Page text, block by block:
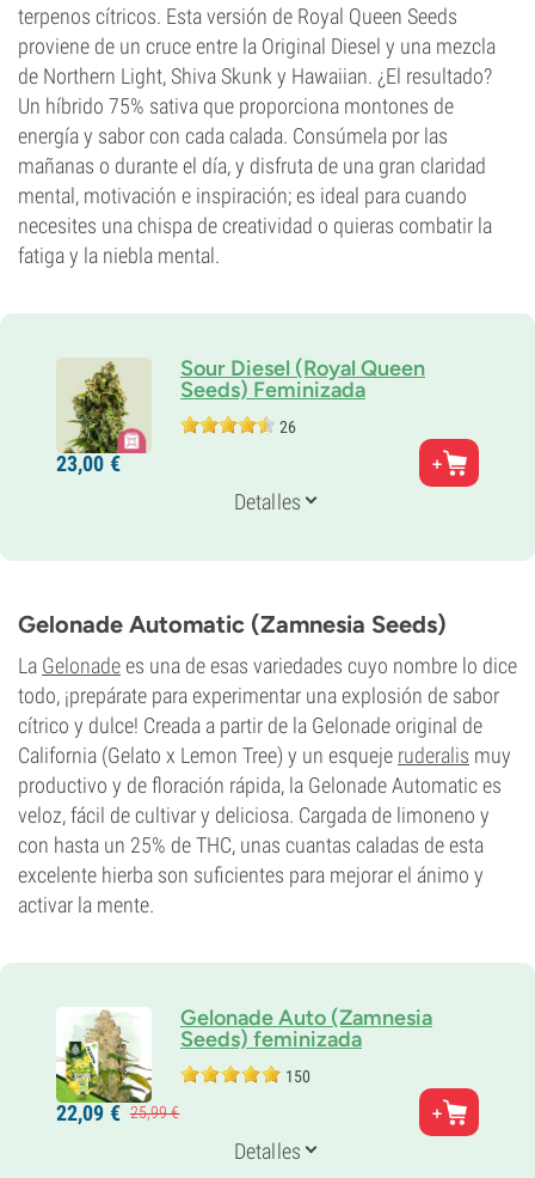
terpenos cítricos. Esta versión de Royal Queen Seeds
proviene de un cruce entre la Original Diesel y una mezcla
de Northern Light, Shiva Skunk y Hawaiian. ¿El resultado?
Un híbrido 75% sativa que proporciona montones de
energía y sabor con cada calada. Consúmela por las
mañanas o durante el día, y disfruta de una gran claridad
mental, motivación e inspiración; es ideal para cuando
necesites una chispa de creatividad o quieras combatir la
fatiga y la niebla mental.
Sour Diesel (Royal Queen
Seeds) Feminizada
26
Padres
Original Diesel x (Northern light x Shiva x
Periodo De Floración
THC
19%
CBD
Medio
Tipo de floración
Fotoperiódica
23,00 €
Detalles
Gelonade Automatic (Zamnesia Seeds)
La Gelonadees una de esas variedades cuyo nombre lo dice
todo, ¡prepárate para experimentar una explosión de sabor
cítrico y dulce! Creada a partir de la Gelonade original de
California (Gelato x Lemon Tree) y un esqueje ruderalis muy
productivo y de floración rápida, la Gelonade Automatic es
veloz, fácil de cultivar y deliciosa. Cargada de limoneno y
con hasta un 25% de THC, unas cuantas caladas de esta
excelente hierba son suficientes para mejorar el ánimo y
activar la mente.
Gelonade Auto (Zamnesia
Seeds) feminizada
150
Padres
Gelato x Lemon Tree x Ruderalis
55% Sativa
22,09 € 25,99€
Detalles